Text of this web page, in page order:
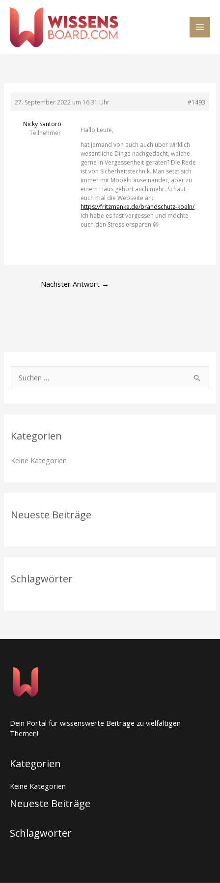
Inhalt
27. September 2022 um 16:31 Uhr #1493
Nicky Santoro
Teilnehmer
Hallo Leute,
hat jemand von euch auch über wirklich
wesentliche Dinge nachgedacht, welche
gerne in Vergessenheit geraten? Die Rede
ist von Sicherheitstechnik. Man setzt sich
immer mit Möbeln auseinander, aber zu
einem Haus gehört auch mehr. Schaut
euch mal die Webseite an:
https://fritzmanke.de/brandschutz-koeln/.
Ich habe es fast vergessen und möchte
euch den Stress ersparen 😀
Nächster Antwort →
e
n
Kategorien
Keine Kategorien
Neueste Beiträge
Schlagwörter
Dein Portal für wissenswerte Beiträge zu vielfältigen
Themen!
Kategorien
Keine Kategorien
Neueste Beiträge
Schlagwörter